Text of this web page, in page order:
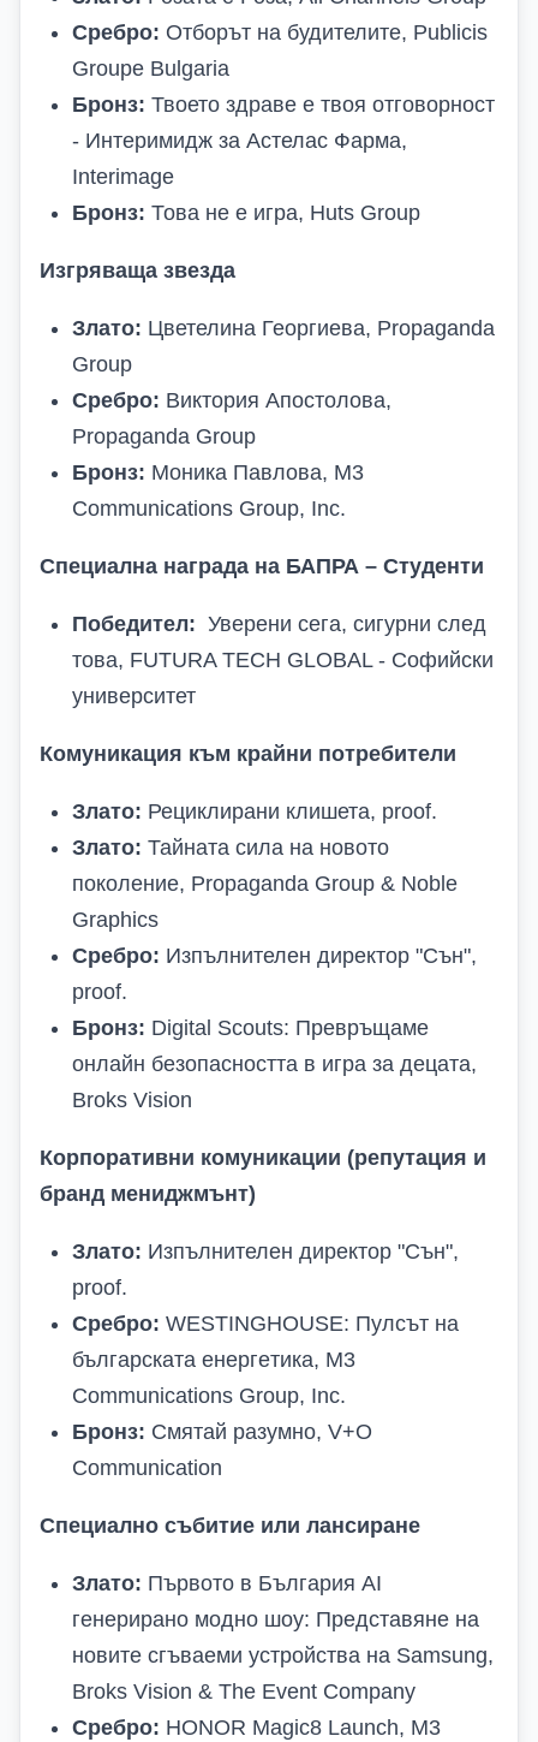
Сребро: Отборът на будителите, Publicis
Groupe Bulgaria
Бронз: Твоето здраве е твоя отговорност
- Интеримидж за Астелас Фарма,
Interimage
Бронз: Това не е игра, Huts Group
Изгряваща звезда
Злато: Цветелина Георгиева, Propaganda
Group
Сребро: Виктория Апостолова,
Propaganda Group
Бронз: Моника Павлова, M3
Communications Group, Inc.
Специална награда на БАПРА – Студенти
Победител: Уверени сега, сигурни след
това, FUTURA TECH GLOBAL - Софийски
университет
Комуникация към крайни потребители
Злато: Рециклирани клишета, proof.
Злато: Тайната сила на новото
поколение, Propaganda Group & Noble
Graphics
Сребро: Изпълнителен директор "Сън",
proof.
Бронз: Digital Scouts: Превръщаме
онлайн безопасността в игра за децата,
Broks Vision
Корпоративни комуникации (репутация и
бранд мениджмънт)
Злато: Изпълнителен директор "Сън",
proof.
Сребро: WESTINGHOUSE: Пулсът на
българската енергeтика, M3
Communications Group, Inc.
Бронз: Смятай разумно, V+O
Communication
Специално събитие или лансиране
Злато: Първото в България AI
генерирано модно шоу: Представяне на
новите сгъваеми устройства на Samsung,
Broks Vision & The Event Company
Сребро: HONOR Magic8 Launch, M3